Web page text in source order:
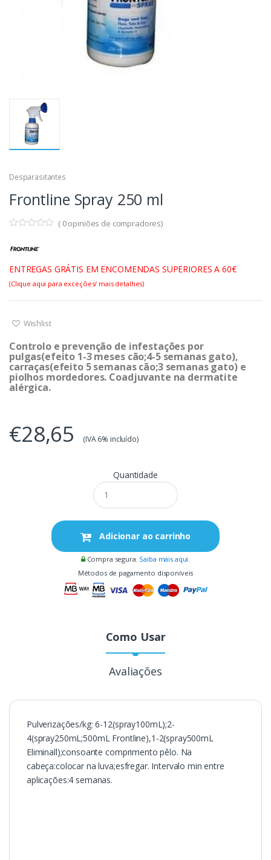
Desparasitantes
Frontline Spray 250 ml
( 0opiniões de compradores)
ENTREGAS GRÁTIS EM ENCOMENDAS SUPERIORES A 60€
(Clique aqui para exceções/ mais detalhes)
Wishlist
Controlo e prevenção de infestações por
pulgas(efeito 1-3 meses cão;4-5 semanas gato),
carraças(efeito 5 semanas cão;3 semanas gato) e
piolhos mordedores. Coadjuvante na dermatite
alérgica.
€28,65 (IVA 6% incluído)
Quantidade
Adicionar ao carrinho
Compra segura. Saiba mais aqui.
Métodos de pagamento disponíveis
Como Usar
Avaliações
Pulverizações/kg: 6-12(spray100mL);2-
4(spray250mL;500mL Frontline),1-2(spray500mL
Eliminall);consoante comprimento pêlo. Na
cabeça:colocar na luva;esfregar. Intervalo min entre
aplicações:4 semanas.